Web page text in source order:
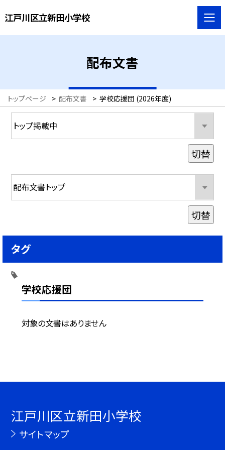
江戸川区立新田小学校
配布文書
トップページ > 配布文書 > 学校応援団 (2026年度)
学校応援団
対象の文書はありません
切替
切替
タグ
江戸川区立新田小学校
サイトマップ